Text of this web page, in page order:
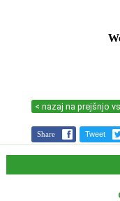
< nazaj na prejšnjo
Share Tweet